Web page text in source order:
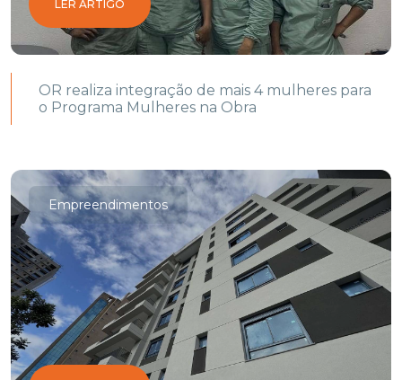
LER ARTIGO
OR realiza integração de mais 4 mulheres para
o Programa Mulheres na Obra
Empreendimentos